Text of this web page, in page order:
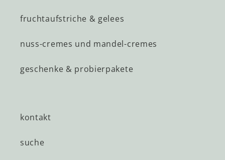
fruchtaufstriche & gelees
nuss-cremes und mandel-cremes
geschenke & probierpakete
kontakt
suche